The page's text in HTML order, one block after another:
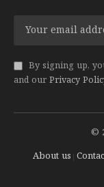
By signing up,
and our Privacy
©
About us